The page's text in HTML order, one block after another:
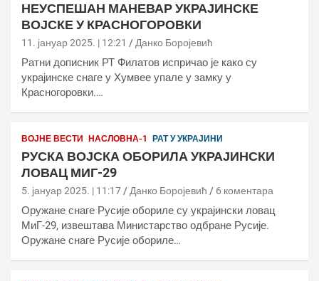
НЕУСПЕШАН МАНЕВАР УКРАЈИНСКЕ
ВОЈСКЕ У КРАСНОГОРОВКИ
11. јануар 2025. | 12:21 Данко Боројевић
Ратни дописник РТ Филатов испричао је како су
украјинске снаге у Хумвее упале у замку у
Красногоровки.…
ВОЈНЕ ВЕСТИ НАСЛОВНА-1 РАТ У УКРАЈИНИ
РУСКА ВОЈСКА ОБОРИЛА УКРАЈИНСКИ
ЛОВАЦ МИГ-29
5. јануар 2025. | 11:17 Данко Боројевић 6 коментара
Оружане снаге Русије обориле су украјински ловац
МиГ-29, извештава Министарство одбране Русије.
Оружане снаге Русије обориле…